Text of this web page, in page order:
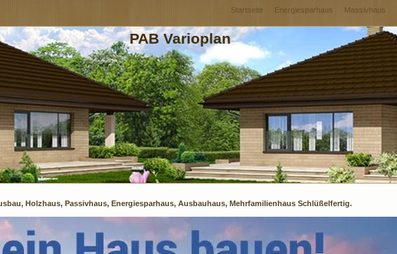
Startseite Energiesparhaus Massivhaus
PAB Varioplan
Holzhaus, Passivhaus, Energiesparhaus, Ausbauhaus, Mehrfamilienhaus Schlüßelfertig.